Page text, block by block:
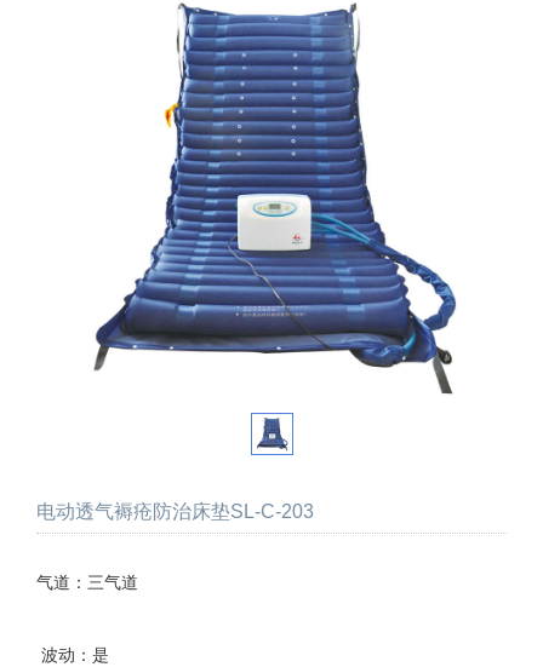
电动透气褥疮防治床垫SL-C-203
气道：三气道
波动：是